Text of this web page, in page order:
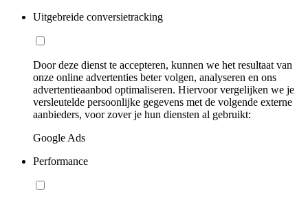
Uitgebreide conversietracking
Door deze dienst te accepteren, kunnen we het resultaat van
onze online advertenties beter volgen, analyseren en ons
advertentieaanbod optimaliseren. Hiervoor vergelijken we je
versleutelde persoonlijke gegevens met de volgende externe
aanbieders, voor zover je hun diensten al gebruikt:
Google Ads
Performance